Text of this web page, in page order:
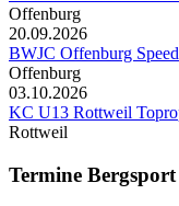
Offenburg
20.09.2026
BWJC Offenburg Speed
Offenburg
03.10.2026
KC U13 Rottweil
Rottweil
Termine